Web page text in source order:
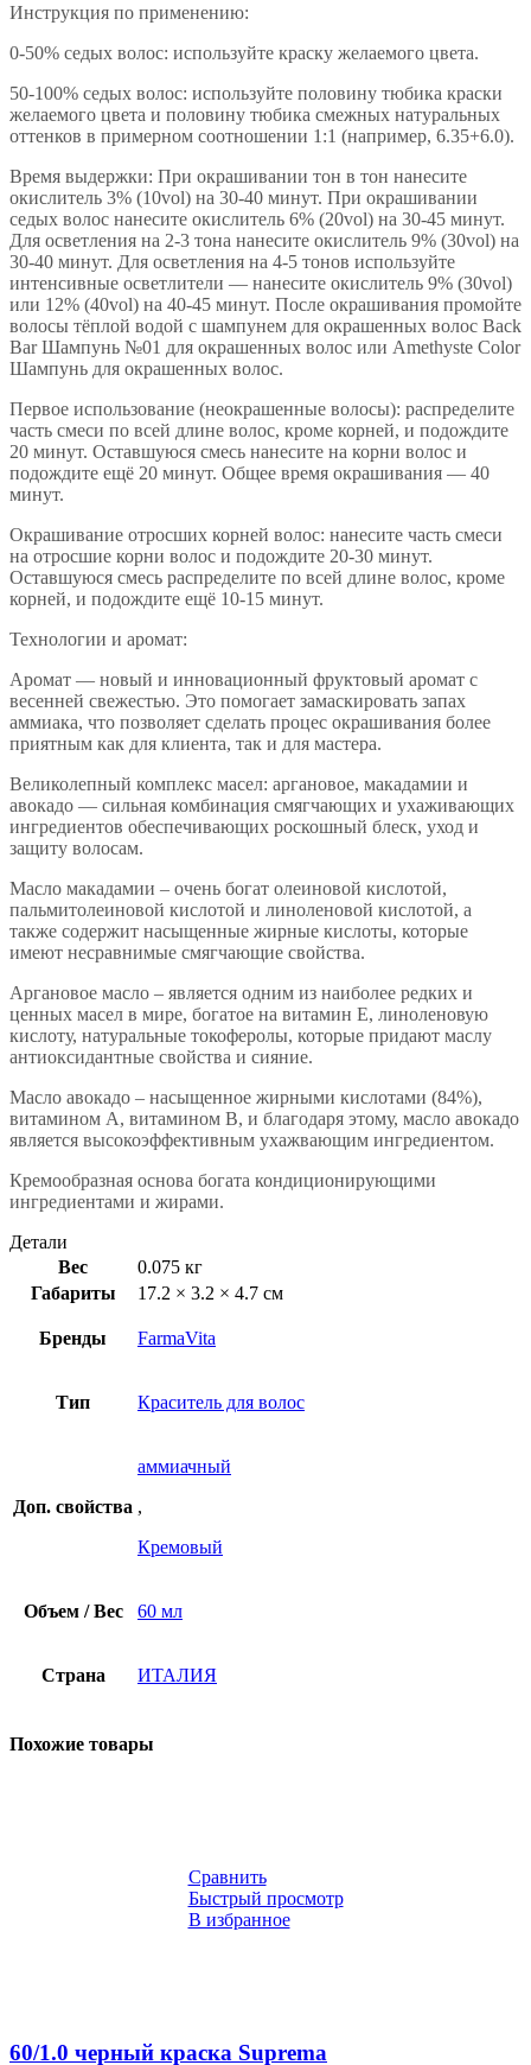
Инструкция по применению:
0-50% седых волос: используйте краску желаемого цвета.
50-100% седых волос: используйте половину тюбика краски
желаемого цвета и половину тюбика смежных натуральных
оттенков в примерном соотношении 1:1 (например, 6.35+6.0).
Время выдержки: При окрашивании тон в тон нанесите
окислитель 3% (10vol) на 30-40 минут. При окрашивании
седых волос нанесите окислитель 6% (20vol) на 30-45 минут.
Для осветления на 2-3 тона нанесите окислитель 9% (30vol) на
30-40 минут. Для осветления на 4-5 тонов используйте
интенсивные осветлители — нанесите окислитель 9% (30vol)
или 12% (40vol) на 40-45 минут. После окрашивания промойте
волосы тёплой водой с шампунем для окрашенных волос Back
Bar Шампунь №01 для окрашенных волос или Amethyste Color
Шампунь для окрашенных волос.
Первое использование (неокрашенные волосы): распределите
часть смеси по всей длине волос, кроме корней, и подождите
20 минут. Оставшуюся смесь нанесите на корни волос и
подождите ещё 20 минут. Общее время окрашивания — 40
минут.
Окрашивание отросших корней волос: нанесите часть смеси
на отросшие корни волос и подождите 20-30 минут.
Оставшуюся смесь распределите по всей длине волос, кроме
корней, и подождите ещё 10-15 минут.
Технологии и аромат:
Аромат — новый и инновационный фруктовый аромат с
весенней свежестью. Это помогает замаскировать запах
аммиака, что позволяет сделать процес окрашивания более
приятным как для клиента, так и для мастера.
Великолепный комплекс масел: аргановое, макадамии и
авокадо — сильная комбинация смягчающих и ухаживающих
ингредиентов обеспечивающих роскошный блеск, уход и
защиту волосам.
Масло макадамии – очень богат олеиновой кислотой,
пальмитолеиновой кислотой и линоленовой кислотой, а
также содержит насыщенные жирные кислоты, которые
имеют несравнимые смягчающие свойства.
Аргановое масло – является одним из наиболее редких и
ценных масел в мире, богатое на витамин Е, линоленовую
кислоту, натуральные токоферолы, которые придают маслу
антиоксидантные свойства и сияние.
Масло авокадо – насыщенное жирными кислотами (84%),
витамином А, витамином В, и благодаря этому, масло авокадо
является высокоэффективным ухажвающим ингредиентом.
Кремообразная основа богата кондиционирующими
ингредиентами и жирами.
Детали
Вес
0.075 кг
Габариты
17.2 × 3.2 × 4.7 см
Бренды FarmaVita
Тип Краситель для волос
Доп. свойства
аммиачный
,
Кремовый
Объем / Вес 60 мл
Страна ИТАЛИЯ
Похожие товары
Сравнить
Быстрый просмотр
В избранное
60/1.0 черный краска Suprema